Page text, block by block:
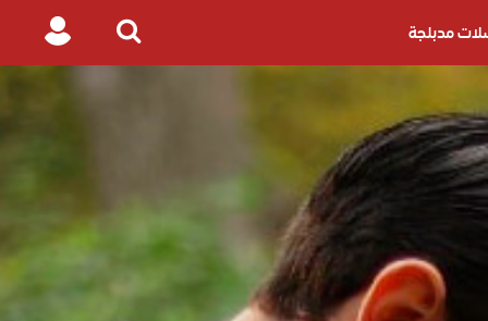
مدبلجة
Search
for
Login